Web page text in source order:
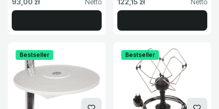
Bestseller Bestseller